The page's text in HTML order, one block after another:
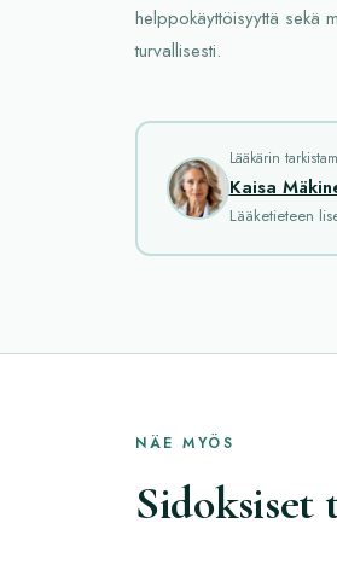
helppokäyttöisyyttä sekä
turvallisesti.
Lääkärin
Kaisa
Lääketieteen
NÄE MYÖS
Sidoksiset